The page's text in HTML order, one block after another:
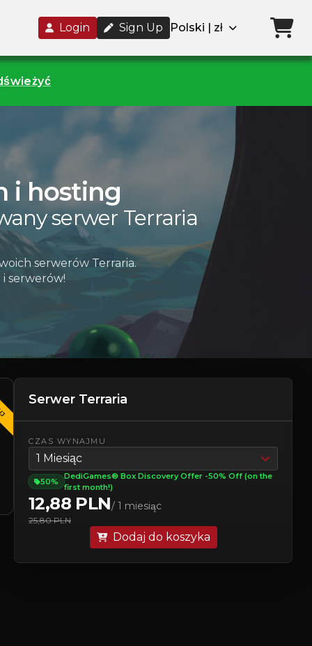
Login Sign Up Polski | zł
i hosting
serwer Terraria
serwerów Terraria.
serwerów!
Serwer Terraria
CZAS WYNAJMU
1 Miesiąc
50%
DediGames® Box Discovery Offer -50% Off (on the
first month!)
12,88 PLN/ 1 miesiąc
25,80 PLN
Dodaj do koszyka